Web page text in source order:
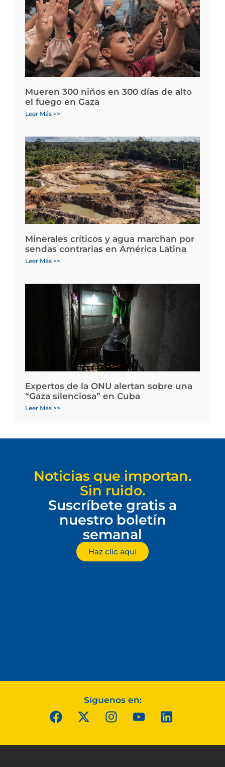
Mueren 300 niños en 300 días de alto
el fuego en Gaza
Leer Más >>
Minerales críticos y agua marchan por
sendas contrarias en América Latina
Leer Más >>
Expertos de la ONU alertan sobre una
“Gaza silenciosa” en Cuba
Leer Más >>
Noticias que importan.
Sin ruido.
Suscríbete gratis a
nuestro boletín
semanal
Haz clic aquí
Síguenos en: